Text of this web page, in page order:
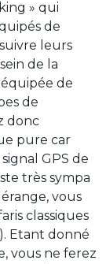
» qui
de
leurs
de la
équipée de
de
donc
pure car
GPS de
très sympa
vous
classiques
Etant donné
vous ne ferez